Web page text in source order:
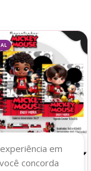
em
concorda